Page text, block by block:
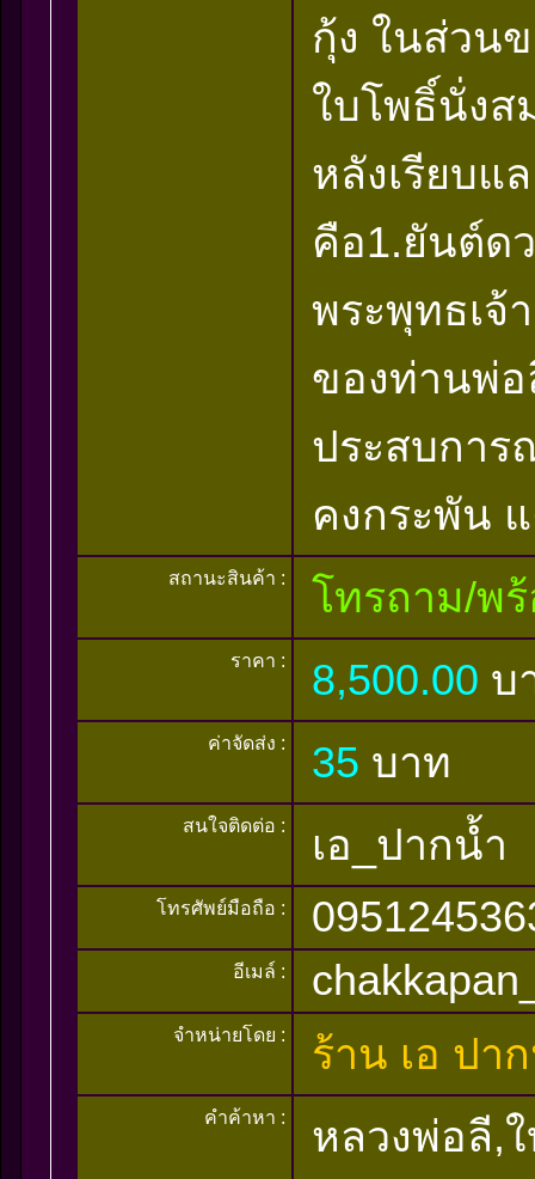
กุ้ง ในส่วน
ใบโพธิ์นั่ง
หลังเรียบแ
คือ1.ยันต์ด
พระพุทธเจ้
ของท่านพ่
ประสบการ
คงกระพัน
สถานะสินค้า : โทรถาม/พ
ราคา : 8,500.00 บ
ค่าจัดส่ง : 35 บาท
สนใจติดต่อ : เอ_ปากน้ำ
โทรศัพย์มือถือ :
อีเมล์ :
จำหน่ายโดย : ร้าน เอ ปา
คำค้าหา :
หลวงพ่อลี,